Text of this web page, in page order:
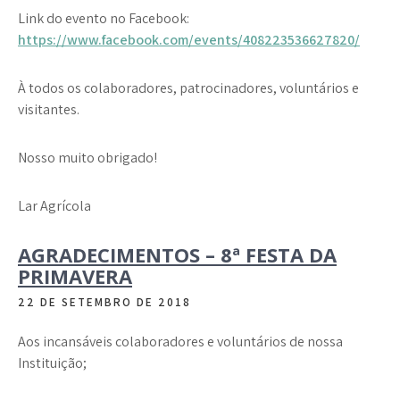
Link do evento no Facebook:
https://www.facebook.com/events/408223536627820/
À todos os colaboradores, patrocinadores, voluntários e
visitantes.
Nosso muito obrigado!
Lar Agrícola
AGRADECIMENTOS – 8ª FESTA DA
PRIMAVERA
22 DE SETEMBRO DE 2018
Aos incansáveis colaboradores e voluntários de nossa
Instituição;